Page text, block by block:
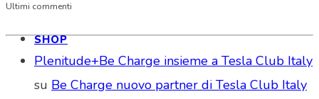
SHOP
Ultimi commenti
Plenitude+Be Charge insieme a Tesla Club Italy
su Be Charge nuovo partner di Tesla Club Italy